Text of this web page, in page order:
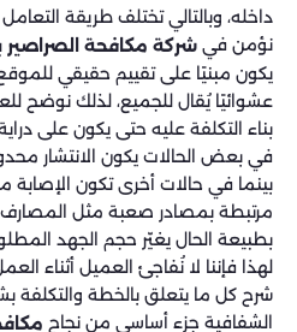
داخله، وبالتالي تختلف طريقة
نؤمن في شركة مكافحة الصراصير
يكون مبنيًا على تقييم حقيقي للموقع
عشوائيًا يُقال للجميع، لذلك نوضح
بناء التكلفة عليه حتى يكون على
في بعض الحالات يكون الانتشار
بينما في حالات أخرى تكون الإصابة
مرتبطة بمصادر صعبة مثل المصارف
بطبيعة الحال يغيّر حجم الجهد
لهذا فإننا لا نُفاجئ العميل أثناء
شرح كل ما يتعلق بالخطة والتكلفة
الشفافية جزء أساسي من نجاح